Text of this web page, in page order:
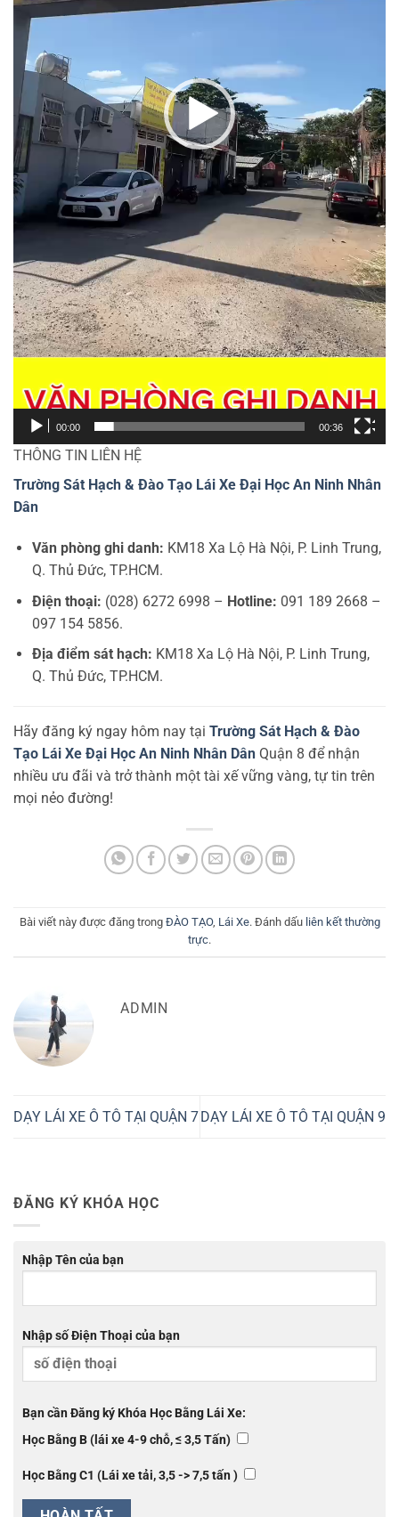
00:00 00:36
THÔNG TIN LIÊN HỆ
Trường Sát Hạch & Đào Tạo Lái Xe Đại Học An Ninh Nhân
Dân
Văn phòng ghi danh: KM18 Xa Lộ Hà Nội, P. Linh Trung,
Q. Thủ Đức, TP.HCM.
Điện thoại: (028) 6272 6998 – Hotline: 091 189 2668 –
097 154 5856.
Địa điểm sát hạch: KM18 Xa Lộ Hà Nội, P. Linh Trung,
Q. Thủ Đức, TP.HCM.
Hãy đăng ký ngay hôm nay tại Trường Sát Hạch & Đào
Tạo Lái Xe Đại Học An Ninh Nhân Dân Quận 8 để nhận
nhiều ưu đãi và trở thành một tài xế vững vàng, tự tin trên
mọi nẻo đường!
Bài viết này được đăng trong ĐÀO TẠO, Lái Xe. Đánh dấu liên kết thường
trực.
ADMIN
DẠY LÁI XE Ô TÔ TẠI QUẬN 7DẠY LÁI XE Ô TÔ TẠI QUẬN 9
ĐĂNG KÝ KHÓA HỌC
Nhập Tên của bạn
Nhập số Điện Thoại của bạn
Bạn cần Đăng ký Khóa Học Bằng Lái Xe:
Học Bằng B (lái xe 4-9 chỗ, ≤ 3,5 Tấn)
Học Bằng C1 (Lái xe tải, 3,5 -> 7,5 tấn )